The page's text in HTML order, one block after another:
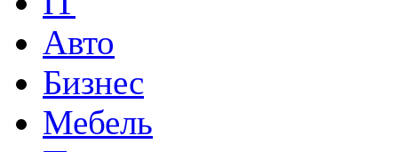
Авто
Бизнес
Мебель